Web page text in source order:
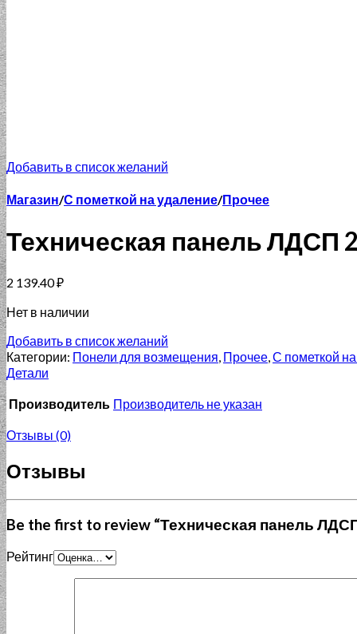
Добавить в список желаний
Магазин/С пометкой на удаление/Прочее
Техническая панель ЛДСП
2 139.40₽
Нет в наличии
Добавить в список желаний
Категории: Понели для возмещения, Прочее,С пометкой
Детали
Производитель Производитель не указан
Отзывы (0)
Отзывы
Be the first to review “Техническая панель
Рейтинг